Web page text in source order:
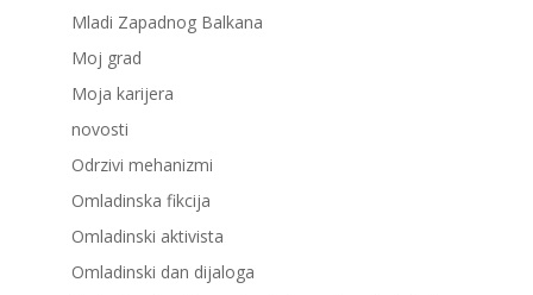
Mladi Zapadnog Balkana
Moj grad
Moja karijera
novosti
Odrzivi mehanizmi
Omladinska fikcija
Omladinski aktivista
Omladinski dan dijaloga